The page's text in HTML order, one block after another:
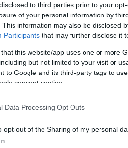
to third parties prior to your
of your personal information by
This information may also be disclosed
Participants that may further disclose it
that this website/app uses one or more
but not limited to your visit or
to Google and its third-party tags to
consent section.
Data Processing Opt Outs
opt-out of the Sharing of my personal
αντιμετωπίζει
εξελίξεις στην αγορά
αυξανόμενων
για την ανάκαμψη
των εταιριών ΤΠΕ ίσως
σχετικά απρόθυμες να
μέτρα ως
σύντομα
μέτρα στήριξης
λύσεις, τον